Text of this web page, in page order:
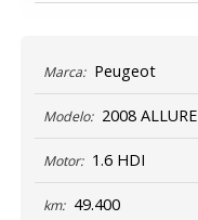
Marca: Peugeot
Modelo: 2008 ALLURE
Motor: 1.6 HDI
km: 49.400